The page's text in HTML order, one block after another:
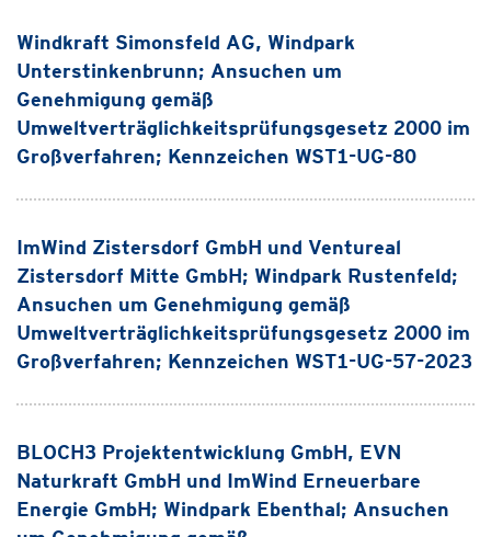
Windkraft Simonsfeld AG, Windpark
Unterstinkenbrunn; Ansuchen um
Genehmigung gemäß
Umweltverträglichkeitsprüfungsgesetz 2000 im
Großverfahren; Kennzeichen WST1-UG-80
ImWind Zistersdorf GmbH und Ventureal
Zistersdorf Mitte GmbH; Windpark Rustenfeld;
Ansuchen um Genehmigung gemäß
Umweltverträglichkeitsprüfungsgesetz 2000 im
Großverfahren; Kennzeichen WST1-UG-57-2023
BLOCH3 Projektentwicklung GmbH, EVN
Naturkraft GmbH und ImWind Erneuerbare
Energie GmbH; Windpark Ebenthal; Ansuchen